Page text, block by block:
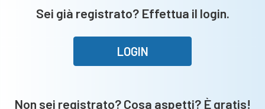
Sei già registrato? Effettua il login.
LOGIN
Non sei registrato? Cosa aspetti? È gratis!